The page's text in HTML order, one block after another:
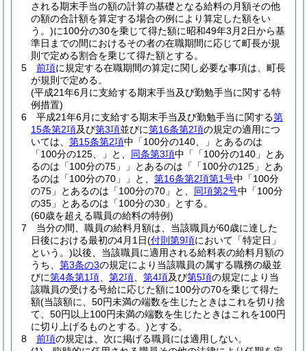
される期末手当の額の計算の基礎となる給料の月額その他
の額の合計額を算定する場合の例により算定した額をい
う。)に100分の30を乗じて得た額に昭和49年3月2日から基
準日までの間におけるその者の在職期間に応じて町長が規
則で定める割合を乗じて得た額とする。
5
前項に規定する在職期間の算定に関し必要な事項は、町長
が規則で定める。
(平成21年6月に支給する期末手当及び勤勉手当に関する特
例措置)
6
平成21年6月に支給する期末手当及び勤勉手当に関する第
15条第2項及び第3項並びに第16条第2項の規定の適用につ
いては、 第15条第2項中「100分の140、」とあるのは
「100分の125、」と、 同条第3項中「「100分の140」とあ
るのは「100分の75」」とあるのは「「100分の125」とあ
るのは「100分の70」」と、 第16条第2項第1号中「100分
の75」とあるのは「100分の70」と、 同項第2号中「100分
の35」とあるのは「100分の30」とする。
(60歳を超える職員の給料の特例)
7
当分の間、職員の給料月額は、当該職員が60歳に達した
日後における最初の4月1日(付則第9項において「特定日」
という。)以後、当該職員に適用される給料表の給料月額の
うち、 第3条の3の規定により当該職員の属する職務の級並
びに第4条第1項 第2項 第4項及び第5項の規定により当
該職員の受ける号給に応じた額に100分の70を乗じて得た
額(当該額に、50円未満の端数を生じたときはこれを切り捨
て、50円以上100円未満の端数を生じたときはこれを100円
に切り上げるものとする。)とする。
8
前項の規定は、次に掲げる職員には適用しない。